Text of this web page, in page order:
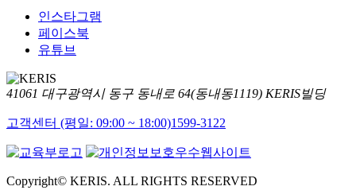
인스타그램
페이스북
유튜브
41061 대구광역시 동구 동내로 64(동내동1119) KERIS빌딩
고객센터 (평일: 09:00 ~ 18:00)1599-3122
Copyright© KERIS. ALL RIGHTS RESERVED